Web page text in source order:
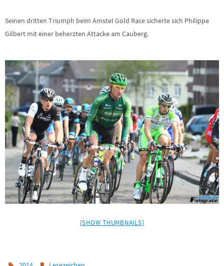
Seinen dritten Triumph beim Amstel Gold Race sicherte sich Philippe
Gilbert mit einer beherzten Attacke am Cauberg.
[SHOW THUMBNAILS]